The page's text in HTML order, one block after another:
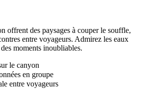
offrent des paysages à couper le souffle,
entre voyageurs. Admirez les eaux
moments inoubliables.
le canyon
en groupe
entre voyageurs